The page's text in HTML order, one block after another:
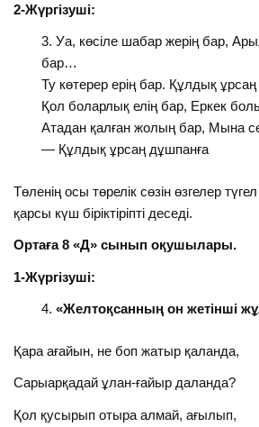
2-Жүргізуші:
Уа, көсіле шабар жерің бар,
бар…
Ту көтерер ерің бар. Құлдық
Қол боларлық елің бар, Еркек
Атадан қалған жолың бар, Мына
— Құлдық ұрсаң дұшпанға
Төленің осы төрелік сөзін өзгелер
қарсы күш біріктіріпті деседі.
Ортаға 8 «Д» сынып оқушылары.
1-Жүргізуші:
«Желтоқсанның он жетінші
Қара ағайын, не боп жатыр қаланда,
Сарыарқадай ұлан-ғайыр даланда?
Қол қусырып отыра алмай, ағылып,